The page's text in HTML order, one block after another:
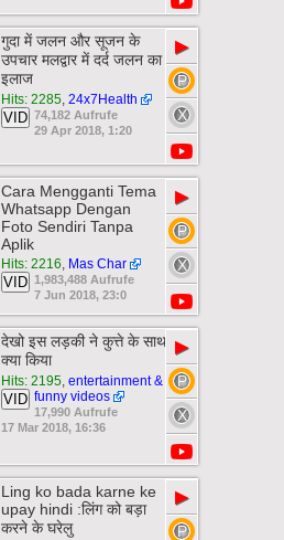
गुदा में जलन और सूजन के
उपचार मलद्वार में दर्द जलन का
इलाज
Hits: 2285, 24x7Health
VID 74,182 Aufrufe
29 Apr 2018, 1:20
▶
Cara Mengganti Tema
Whatsapp Dengan
Foto Sendiri Tanpa
Aplik
Hits: 2216, Mas Char
VID 1,983,488 Aufrufe
7 Jun 2018, 23:0
▶
देखो इस लड़की ने कुत्ते के साथ
क्या किया
Hits: 2195, entertainment &
funny videos
VID
17,990 Aufrufe
17 Mar 2018, 16:36
▶
Ling ko bada karne ke
upay hindi :लिंग को बड़ा
करने के घरेलु
▶